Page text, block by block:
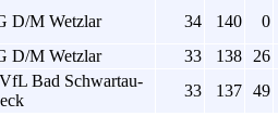
D/M Wetzlar 34 140
0
D/M Wetzlar 33 138
26
Bad Schwartau-
33 137 49